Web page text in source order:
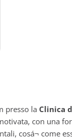
presso la Clinica
con una
cosá¬ come